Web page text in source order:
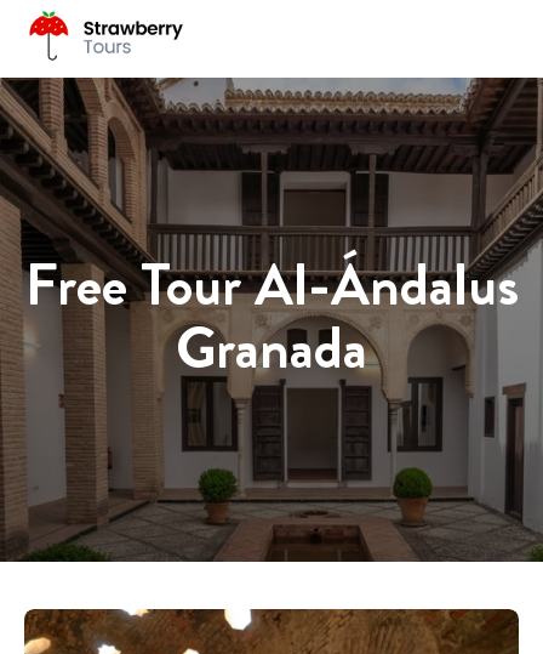
Free Tour Al-Ándalus
Granada